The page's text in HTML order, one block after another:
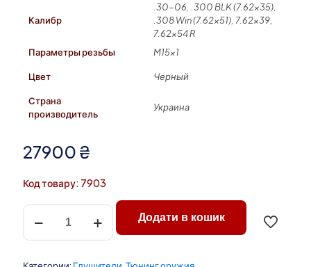
Калибр
.30-06, .300 BLK (7.62×35),
.308 Win (7.62×51), 7.62×39,
7.62×54 R
Параметры резьбы
M15x1
Цвет Черный
Страна
производитель
Украина
27900 ₴
Код товару: 7903
Количество
товара
Глушитель
XL-
Додати в кошик